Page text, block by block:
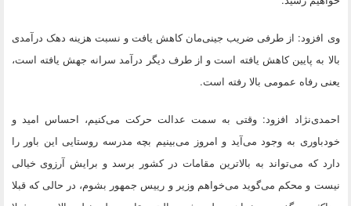
وی افزود: از طرفی ضریب جینی‌مان کاهش یافت و نسبت هزینه دهک درآمدی
بالا به پایین کاهش یافته است و از طرف دیگر درآمد سرانه جهش یافته است،
یعنی رفاه عمومی بالا رفته است.
احمدی‌نژاد افزود: وقتی به سمت عدالت حرکت می‌کنیم، احساس امید و
خودباوری به وجود می‌آید و امروز می‌بینیم بچه مدرسه روستایی این باور را
دارد که می‌تواند به بالاترین مقامات در کشور برسد و برایش آرزوی خیالی
نیست و محکم می‌گوید می‌خواهم وزیر و رییس جمهور بشوم، در حالی که قبلا